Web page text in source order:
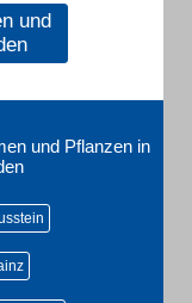
und
und Pflanzen in